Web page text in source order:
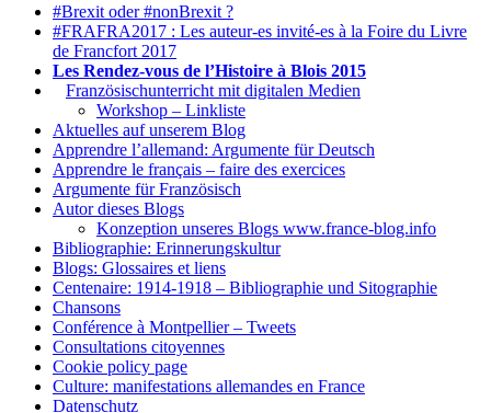
#Brexit oder #nonBrexit ?
#FRAFRA2017 : Les auteur-es invité-es à la Foire du Livre
de Francfort 2017
Les Rendez-vous de l’Histoire à Blois 2015
Französischunterricht mit digitalen Medien
Workshop – Linkliste
Aktuelles auf unserem Blog
Apprendre l’allemand: Argumente für Deutsch
Apprendre le français – faire des exercices
Argumente für Französisch
Autor dieses Blogs
Konzeption unseres Blogs www.france-blog.info
Bibliographie: Erinnerungskultur
Blogs: Glossaires et liens
Centenaire: 1914-1918 – Bibliographie und Sitographie
Chansons
Conférence à Montpellier – Tweets
Consultations citoyennes
Cookie policy page
Culture: manifestations allemandes en France
Datenschutz